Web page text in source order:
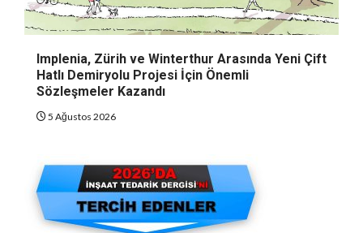
Implenia, Zürih ve Winterthur Arasında Yeni Çift
Hatlı Demiryolu Projesi İçin Önemli
Sözleşmeler Kazandı
5 Ağustos 2026